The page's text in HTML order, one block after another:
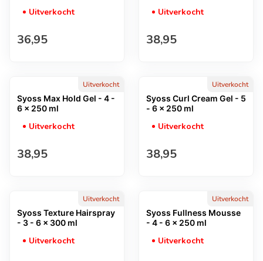
Uitverkocht
Normale prijs
36,95
Uitverkocht
Normale prijs
38,95
Uitverkocht
Syoss Max Hold Gel - 4 -
6 x 250 ml
Uitverkocht
Normale prijs
38,95
Uitverkocht
Syoss Curl Cream Gel - 5
- 6 x 250 ml
Uitverkocht
Normale prijs
38,95
Uitverkocht
Syoss Texture Hairspray
- 3 - 6 x 300 ml
Uitverkocht
Uitverkocht
Syoss Fullness Mousse
- 4 - 6 x 250 ml
Uitverkocht